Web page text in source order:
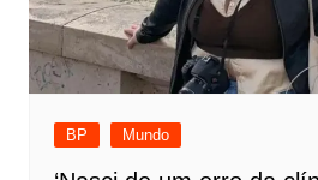
BP Mundo